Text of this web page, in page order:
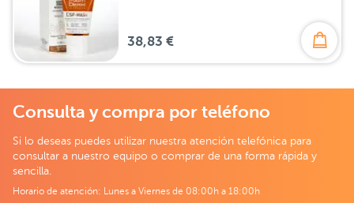
38,83 €
Consulta y compra por teléfono
Si lo deseas puedes utilizar nuestra atención telefónica para
consultar a nuestro equipo o comprar de una forma rápida y
sencilla.
Horario de atención: Lunes a Viernes de 08:00h a 18:00h